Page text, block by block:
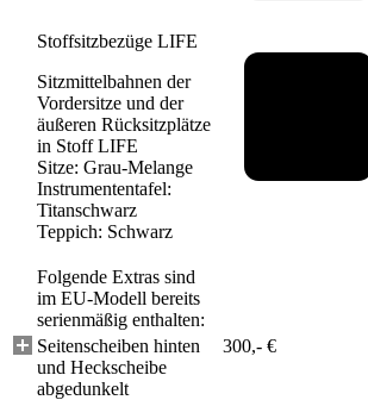
Stoffsitzbezüge LIFE
Sitzmittelbahnen der
Vordersitze und der
äußeren Rücksitzplätze
in Stoff LIFE
Sitze: Grau-Melange
Instrumententafel:
Titanschwarz
Teppich: Schwarz
Folgende Extras sind
im EU-Modell bereits
serienmäßig enthalten:
Seitenscheiben hinten
und Heckscheibe
abgedunkelt
300,- €